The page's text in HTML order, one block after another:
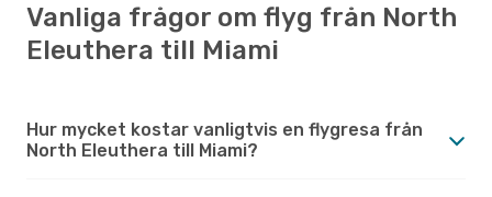
Vanliga frågor om flyg från North
Eleuthera till Miami
Hur mycket kostar vanligtvis en flygresa från
North Eleuthera till Miami?